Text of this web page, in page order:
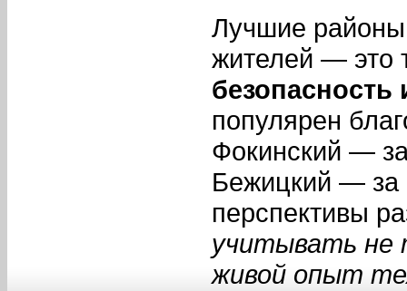
Лучшие районы
жителей — это
популярен
Фокинский —
Бежицкий — за
перспективы
учитывать не
живой опыт